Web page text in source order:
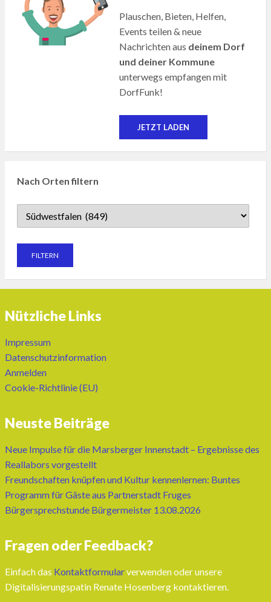
Plauschen, Bieten, Helfen,
Events teilen & neue
Nachrichten aus deinem Dorf
und deiner Kommune
unterwegs empfangen mit
DorfFunk!
JETZT LADEN
Nach Orten filtern
Nützliche Links
Impressum
Datenschutzinformation
Anmelden
Cookie-Richtlinie (EU)
Neuste Beiträge
Neue Impulse für die Marsberger Innenstadt – Ergebnisse des
Reallabors vorgestellt
Freundschaften knüpfen und Kultur kennenlernen: Buntes
Programm für Gäste aus Partnerstadt Fruges
Bürgersprechstunde Bürgermeister 13.08.2026
Fragen oder Feedback?
Einfach das Kontaktformularverwenden oder unsere
Digitalisierungspatin Renate Hosenberg kontaktieren.